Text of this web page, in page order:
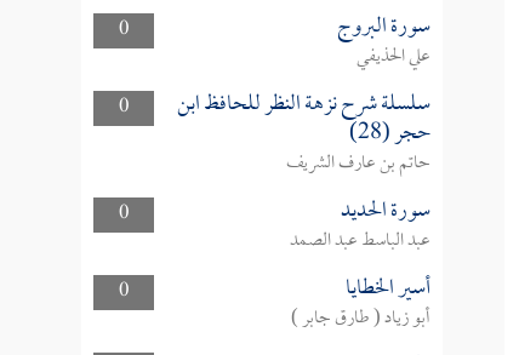
0
سورة البروج
علي الحذيفي
0
سلسلة شرح نزهة النظر للحافظ ابن
حجر (28)
حاتم بن عارف الشريف
0
سورة الحديد
عبد الباسط عبد الصمد
0
أسير الخطايا
أبو زياد ( طارق جابر )